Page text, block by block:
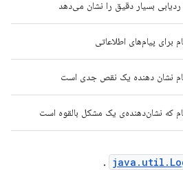
بسیار دقیق را نشان می‌دهد
برای پیام‌های اطلاعاتی
نشان دهنده یک نقص جدی است
که نشان‌دهنده‌ی یک مشکل بالقوه است
.